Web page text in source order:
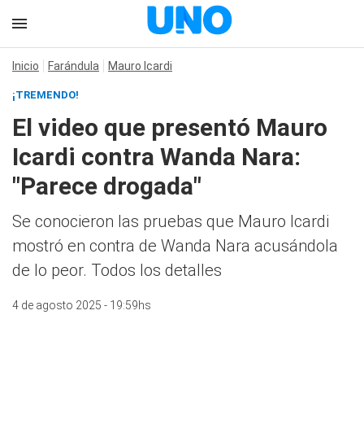
Inicio Farándula Mauro Icardi
¡TREMENDO!
El video que presentó Mauro
Icardi contra Wanda Nara:
"Parece drogada"
Se conocieron las pruebas que Mauro Icardi
mostró en contra de Wanda Nara acusándola
de lo peor. Todos los detalles
4 de agosto 2025 - 19:59hs